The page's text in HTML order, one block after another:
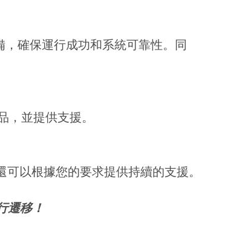
，確保運行成功和系統可靠性。同
並提供支援。
以根據您的要求提供持續的支援。
遷移！